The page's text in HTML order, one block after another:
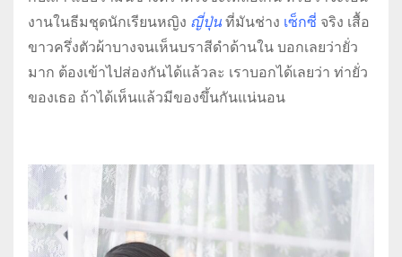
งานในธีมชุดนักเรียนหญิง ญี่ปุ่นที่มันช่าง เซ็กซี่ จริง เสื้อ
ขาวครึ่งตัวผ้าบางจนเห็นบราสีดำด้านใน บอกเลยว่ายั่ว
มาก ต้องเข้าไปส่องกันได้แล้วละ เราบอกได้เลยว่า ท่ายั่ว
ของเธอ ถ้าได้เห็นแล้วมีของขึ้นกันแน่นอน